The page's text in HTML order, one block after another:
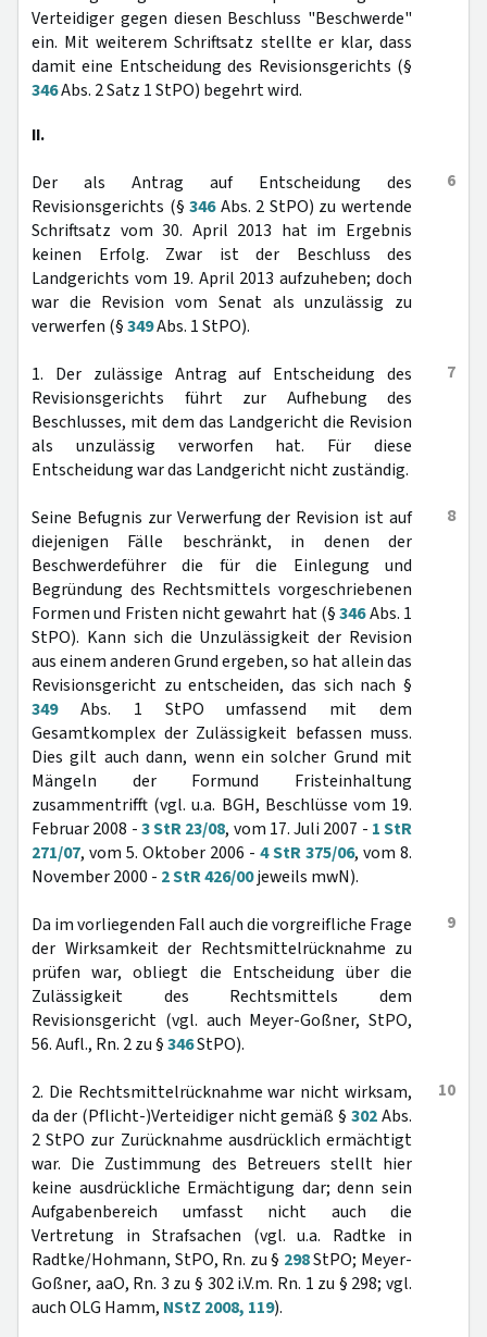
Verteidiger gegen diesen Beschluss "Beschwerde"
ein. Mit weiterem Schriftsatz stellte er klar, dass
damit eine Entscheidung des Revisionsgerichts (§
346Abs. 2 Satz 1 StPO) begehrt wird.
II.
6
Der als Antrag auf Entscheidung des
Revisionsgerichts (§346Abs. 2 StPO) zu wertende
Schriftsatz vom 30. April 2013 hat im Ergebnis
keinen Erfolg. Zwar ist der Beschluss des
Landgerichts vom 19. April 2013 aufzuheben; doch
war die Revision vom Senat als unzulässig zu
verwerfen (§349Abs. 1 StPO).
7
1. Der zulässige Antrag auf Entscheidung des
Revisionsgerichts führt zur Aufhebung des
Beschlusses, mit dem das Landgericht die Revision
als unzulässig verworfen hat. Für diese
Entscheidung war das Landgericht nicht zuständig.
8
Seine Befugnis zur Verwerfung der Revision ist auf
diejenigen Fälle beschränkt, in denen der
Beschwerdeführer die für die Einlegung und
Begründung des Rechtsmittels vorgeschriebenen
Formen und Fristen nicht gewahrt hat (§346Abs. 1
StPO). Kann sich die Unzulässigkeit der Revision
aus einem anderen Grund ergeben, so hat allein das
Revisionsgericht zu entscheiden, das sich nach §
349Abs. 1 StPO umfassend mit dem
Gesamtkomplex der Zulässigkeit befassen muss.
Dies gilt auch dann, wenn ein solcher Grund mit
Mängeln der Formund Fristeinhaltung
zusammentrifft (vgl. u.a. BGH, Beschlüsse vom 19.
Februar 2008 -3 StR 23/08, vom 17. Juli 2007 - 1 StR
271/07, vom 5. Oktober 2006 - 4 StR 375/06, vom 8.
November 2000 - 2 StR 426/00jeweils mwN).
9
Da im vorliegenden Fall auch die vorgreifliche Frage
der Wirksamkeit der Rechtsmittelrücknahme zu
prüfen war, obliegt die Entscheidung über die
Zulässigkeit des Rechtsmittels dem
Revisionsgericht (vgl. auch Meyer-Goßner, StPO,
56. Aufl., Rn. 2 zu §346StPO).
10
2. Die Rechtsmittelrücknahme war nicht wirksam,
da der (Pflicht-)Verteidiger nicht gemäß §302Abs.
2 StPO zur Zurücknahme ausdrücklich ermächtigt
war. Die Zustimmung des Betreuers stellt hier
keine ausdrückliche Ermächtigung dar; denn sein
Aufgabenbereich umfasst nicht auch die
Vertretung in Strafsachen (vgl. u.a. Radtke in
Radtke/Hohmann, StPO, Rn. zu § 298StPO; Meyer-
Goßner, aaO, Rn. 3 zu § 302 i.V.m. Rn. 1 zu § 298; vgl.
auch OLG Hamm, NStZ 2008, 119).